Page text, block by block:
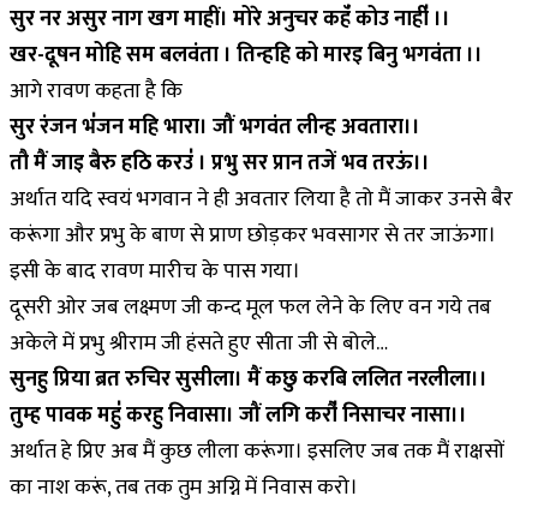
सुर नर असुर नाग खग माहीं। मोरे अनुचर कहॅऺ कोउ नाहीऺ ।।
खर-दूषन मोहि सम बलवंता । तिन्हहि को मारइ बिनु भगवंता ।।
आगे रावण कहता है कि
सुर रंजन भऺजन महि भारा। जौं भगवंत लीन्ह अवतारा।।
तौ मैं जाइ बैरु हठि करउऺ । प्रभु सर प्रान तजें भव तरऊं।।
अर्थात यदि स्वयं भगवान ने ही अवतार लिया है तो मैं जाकर उनसे बैर
करूंगा और प्रभु के बाण से प्राण छोड़कर भवसागर से तर जाऊंगा।
इसी के बाद रावण मारीच के पास गया।
दूसरी ओर जब लक्ष्मण जी कन्द मूल फल लेने के लिए वन गये तब
अकेले में प्रभु श्रीराम जी हंसते हुए सीता जी से बोले…
सुनहु प्रिया ब्रत रुचिर सुसीला। मैं कछु करबि ललित नरलीला।।
तुम्ह पावक महुऺ करहु निवासा। जौं लगि करौऺ निसाचर नासा।।
अर्थात हे प्रिए अब मैं कुछ लीला करूंगा। इसलिए जब तक मैं राक्षसों
का नाश करूं, तब तक तुम अग्नि में निवास करो।